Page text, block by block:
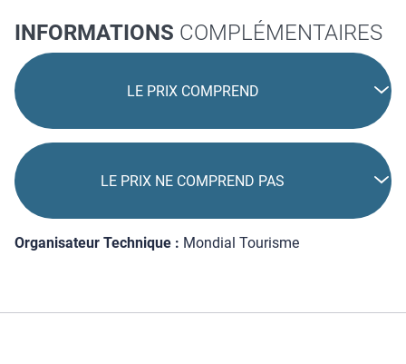
INFORMATIONS COMPLÉMENTAIRES
LE PRIX COMPREND
LE PRIX NE COMPREND PAS
Organisateur Technique : Mondial Tourisme